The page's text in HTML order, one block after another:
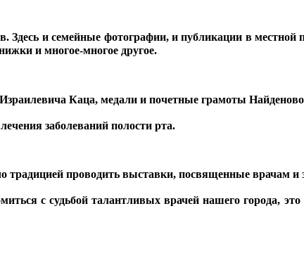
Здесь и семейные фотографии, и публикации в местной
и многое-многое другое.
Каца, медали и почетные грамоты
заболеваний полости рта.
традицией проводить выставки, посвященные врачам и
с судьбой талантливых врачей нашего города,